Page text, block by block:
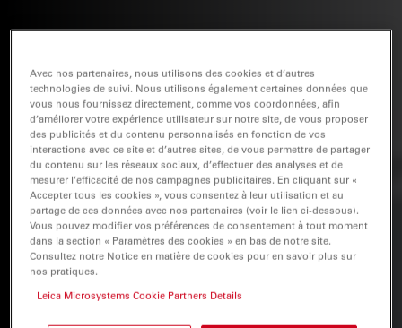
Avec nos partenaires, nous utilisons des cookies et d’autres
technologies de suivi. Nous utilisons également certaines données que
vous nous fournissez directement, comme vos coordonnées, afin
d’améliorer votre expérience utilisateur sur notre site, de vous proposer
des publicités et du contenu personnalisés en fonction de vos
interactions avec ce site et d’autres sites, de vous permettre de partager
du contenu sur les réseaux sociaux, d’effectuer des analyses et de
mesurer l’efficacité de nos campagnes publicitaires. En cliquant sur «
Accepter tous les cookies », vous consentez à leur utilisation et au
partage de ces données avec nos partenaires (voir le lien ci-dessous).
Vous pouvez modifier vos préférences de consentement à tout moment
dans la section « Paramètres des cookies » en bas de notre site.
Consultez notre Notice en matière de cookies pour en savoir plus sur
nos pratiques.
Leica Microsystems Cookie Partners Details